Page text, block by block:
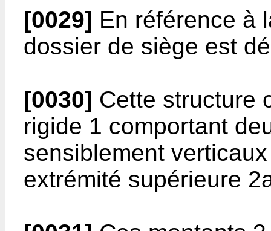
[0029] En référence à
dossier de siège est
[0030] Cette structure
rigide 1 comportant
sensiblement
extrémité supérieure